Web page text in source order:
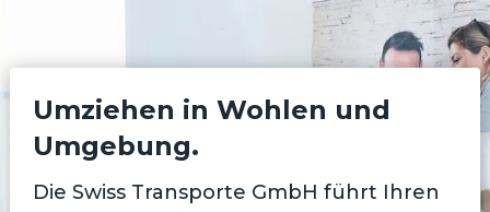
Umziehen in Wohlen und
Umgebung.
Die Swiss Transporte GmbH führt Ihren